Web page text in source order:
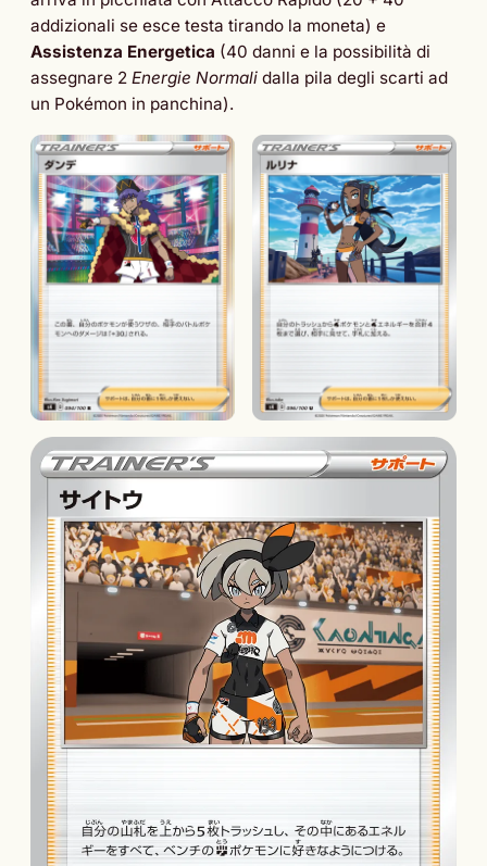
addizionali se esce testa tirando la moneta) e
Assistenza Energetica (40 danni e la possibilità di
assegnare 2 Energie Normali dalla pila degli scarti ad
un Pokémon in panchina).